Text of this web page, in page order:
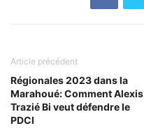
Article précédent
Régionales 2023 dans la
Marahoué: Comment Alexis
Trazié Bi veut défendre le
PDCI